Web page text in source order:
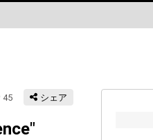
45 シェア